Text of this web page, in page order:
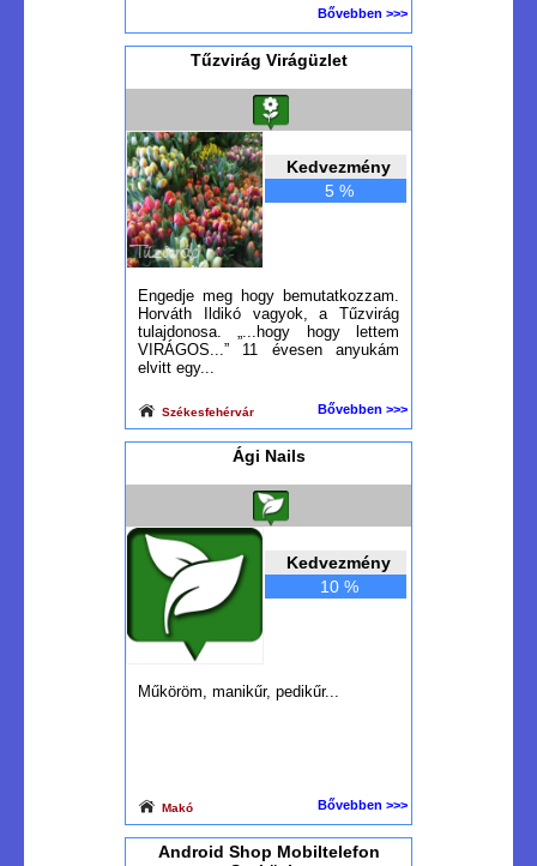
Bővebben >>>
Tűzvirág Virágüzlet
Kedvezmény
5 %
Engedje meg hogy bemutatkozzam.
Horváth Ildikó vagyok, a Tűzvirág
tulajdonosa. „...hogy hogy lettem
VIRÁGOS...” 11 évesen anyukám
elvitt egy...
Székesfehérvár Bővebben >>>
Ági Nails
Kedvezmény
10 %
Műköröm, manikűr, pedikűr...
Makó Bővebben >>>
Android Shop Mobiltelefon